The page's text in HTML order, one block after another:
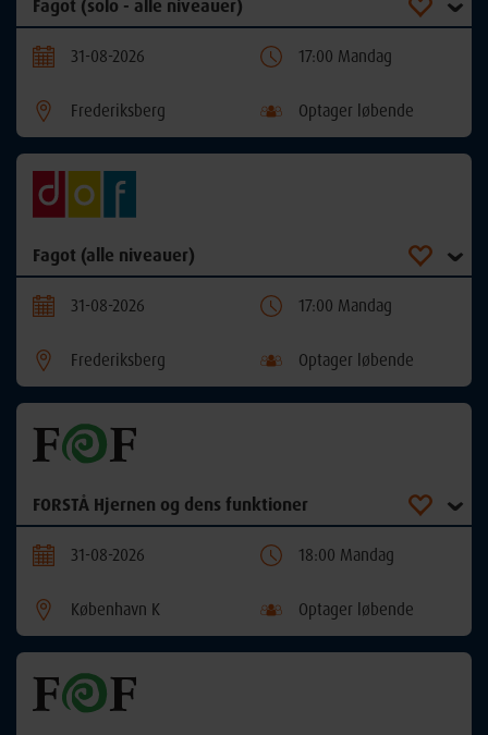
Fagot (solo - alle niveauer)
31-08-2026 17:00 Mandag
Frederiksberg Optager løbende
Fagot (alle niveauer)
31-08-2026 17:00 Mandag
Frederiksberg Optager løbende
FORSTÅ Hjernen og dens funktioner
31-08-2026 18:00 Mandag
København K Optager løbende